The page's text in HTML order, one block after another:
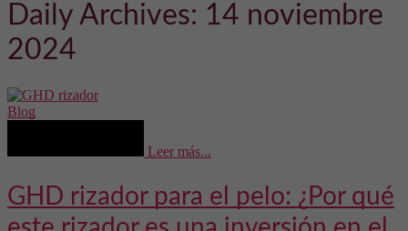
Daily Archives: 14 noviembre
2024
Blog
Leer más...
GHD rizador para el pelo: ¿Por qué